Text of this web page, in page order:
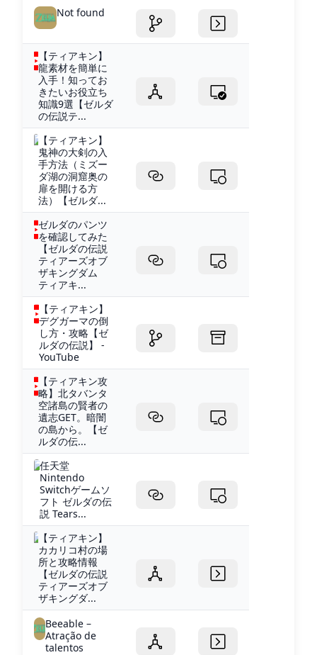
Not found
【ティアキン】
龍素材を簡単に
入手！知ってお
きたいお役立ち
知識9選【ゼルダ
の伝説テ...
【ティアキン】
鬼神の大剣の入
手方法（ミズー
ダ湖の洞窟奥の
扉を開ける方
法）【ゼルダ...
ゼルダのパンツ
を確認してみた
【ゼルダの伝説
ティアーズオブ
ザキングダム
ティアキ...
【ティアキン】
デグガーマの倒
し方・攻略【ゼ
ルダの伝説】 -
YouTube
【ティアキン攻
略】北タバンタ
空諸島の賢者の
遺志GET。暗闇
の島から。【ゼ
ルダの伝...
任天堂
Nintendo
Switchゲームソ
フト ゼルダの伝
説 Tears...
【ティアキン】
カカリコ村の場
所と攻略情報
【ゼルダの伝説
ティアーズオブ
ザキングダ...
Beeable –
Atração de
talentos